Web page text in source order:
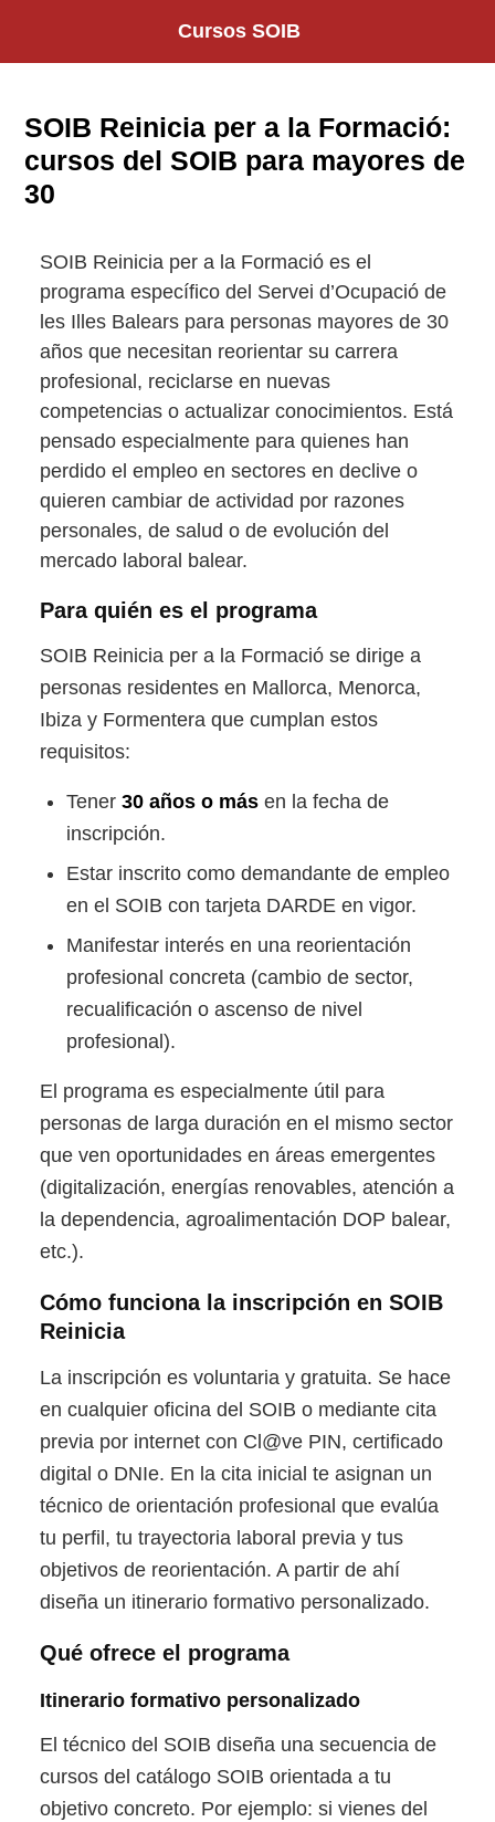
Cursos SOIB
SOIB Reinicia per a la Formació:
cursos del SOIB para mayores de
30
SOIB Reinicia per a la Formació es el
programa específico del Servei d’Ocupació de
les Illes Balears para personas mayores de 30
años que necesitan reorientar su carrera
profesional, reciclarse en nuevas
competencias o actualizar conocimientos. Está
pensado especialmente para quienes han
perdido el empleo en sectores en declive o
quieren cambiar de actividad por razones
personales, de salud o de evolución del
mercado laboral balear.
Para quién es el programa
SOIB Reinicia per a la Formació se dirige a
personas residentes en Mallorca, Menorca,
Ibiza y Formentera que cumplan estos
requisitos:
Tener 30 años o másen la fecha de
inscripción.
Estar inscrito como demandante de empleo
en el SOIB con tarjeta DARDE en vigor.
Manifestar interés en una reorientación
profesional concreta (cambio de sector,
recualificación o ascenso de nivel
profesional).
El programa es especialmente útil para
personas de larga duración en el mismo sector
que ven oportunidades en áreas emergentes
(digitalización, energías renovables, atención a
la dependencia, agroalimentación DOP balear,
etc.).
Cómo funciona la inscripción en SOIB
Reinicia
La inscripción es voluntaria y gratuita. Se hace
en cualquier oficina del SOIB o mediante cita
previa por internet con Cl@ve PIN, certificado
digital o DNIe. En la cita inicial te asignan un
técnico de orientación profesional que evalúa
tu perfil, tu trayectoria laboral previa y tus
objetivos de reorientación. A partir de ahí
diseña un itinerario formativo personalizado.
Qué ofrece el programa
Itinerario formativo personalizado
El técnico del SOIB diseña una secuencia de
cursos del catálogo SOIB orientada a tu
objetivo concreto. Por ejemplo: si vienes del